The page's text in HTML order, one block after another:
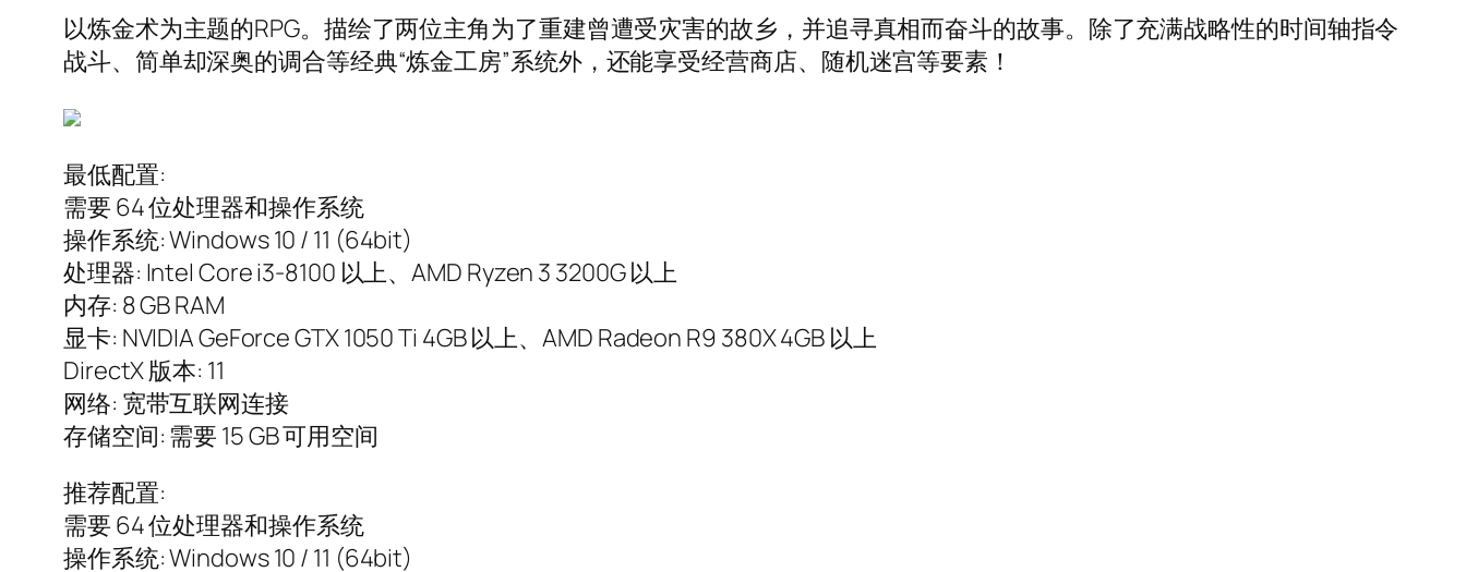
以炼金术为主题的RPG。描绘了两位主角为了重建曾遭受灾害的故乡，并追寻真相而奋斗的故事。除了充满战略性的时间轴指令
战斗、简单却深奥的调合等经典“炼金工房”系统外，还能享受经营商店、随机迷宫等要素！
最低配置:
需要 64 位处理器和操作系统
操作系统: Windows 10 / 11 (64bit)
处理器: Intel Core i3-8100 以上、AMD Ryzen 3 3200G 以上
内存: 8 GB RAM
显卡: NVIDIA GeForce GTX 1050 Ti 4GB 以上、AMD Radeon R9 380X 4GB 以上
DirectX 版本: 11
网络: 宽带互联网连接
存储空间: 需要 15 GB 可用空间
推荐配置:
需要 64 位处理器和操作系统
操作系统: Windows 10 / 11 (64bit)